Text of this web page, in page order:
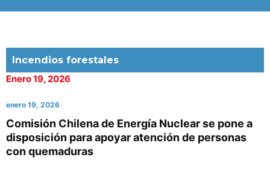
Incendios forestales
Enero 19, 2026
enero 19, 2026
Comisión Chilena de Energía Nuclear se pone a
disposición para apoyar atención de personas
con quemaduras